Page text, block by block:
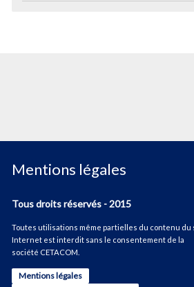
Mentions légales
Tous droits réservés - 2015
Toutes utilisations même partielles du contenu du
Internet est interdit sans le consentement de la
société CETACOM.
Mentions légales